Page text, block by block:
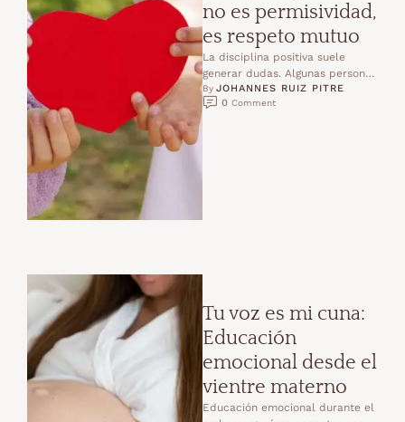
no es permisividad,
es respeto mutuo
La disciplina positiva suele
generar dudas. Algunas personas
piensan que educar con respeto
significa dejar hacer lo que …
By JOHANNES RUIZ PITRE
0 Comment
Tu voz es mi cuna:
Educación
emocional desde el
vientre materno
Educación emocional durante el